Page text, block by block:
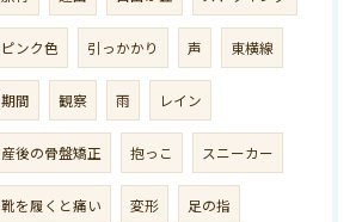
ピンク色 引っかかり 声 東横線
期間 観察 雨 レイン
産後の骨盤矯正 抱っこ スニーカー
靴を履くと痛い 変形 足の指